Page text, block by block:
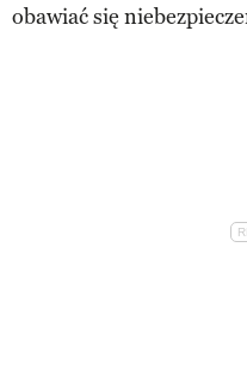
obawiać się